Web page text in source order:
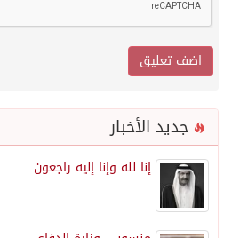
جديد الأخبار
إنا لله وإنا إليه راجعون